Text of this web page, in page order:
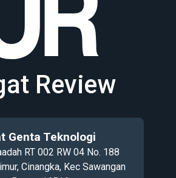
Review
Genta Teknologi
RT 002 RW 04 No. 188
Cinangka, Kec Sawangan